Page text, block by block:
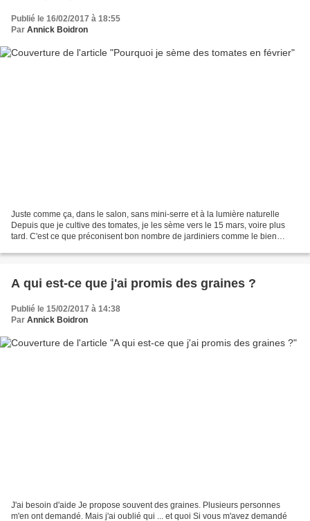
Publié le 16/02/2017 à 18:55
Par Annick Boidron
Juste comme ça, dans le salon, sans mini-serre et à la lumière naturelle
Depuis que je cultive des tomates, je les sème vers le 15 mars, voire plus
tard. C'est ce que préconisent bon nombre de jardiniers comme le bien
A qui est-ce que j'ai promis des graines ?
Publié le 15/02/2017 à 14:38
Par Annick Boidron
J'ai besoin d'aide Je propose souvent des graines. Plusieurs personnes
m'en ont demandé. Mais j'ai oublié qui ... et quoi Si vous m'avez demandé